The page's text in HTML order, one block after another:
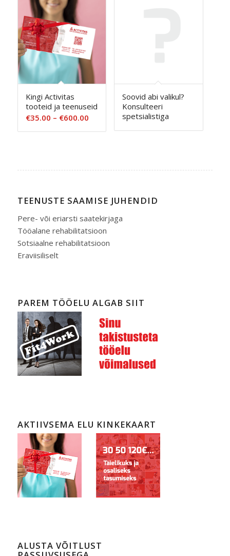
Kingi Activitas
tooteid ja teenuseid
€35.00 – €600.00Hinnavahemik:
€35.00
Soovid abi valikul?
Konsulteeri
spetsialistiga
TEENUSTE SAAMISE JUHENDID
Pere- või eriarsti saatekirjaga
Tööalane rehabilitatsioon
Sotsiaalne rehabilitatsioon
Eraviisiliselt
PAREM TÖÖELU ALGAB SIIT
AKTIIVSEMA ELU KINKEKAART
ALUSTA VÕITLUST